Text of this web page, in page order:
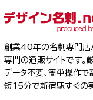
創業40年の名刺専門店
専門の通販サイトです
データ不要、簡単操作
短15分で新宿駅すぐの